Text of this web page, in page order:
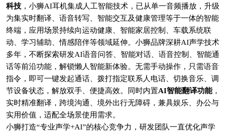
科技 ，小狮AI耳机集成人工智能技术，已从单一音频播放，升级
为集实时翻译、语音转写、智能交互及健康管理等于一体的智能
终端，应用场景持续向运动健康、智能家居控制、车载系统联
动、学习辅助、情感陪伴等领域延伸。小狮品牌深耕AI声学技术
多年，不断探索研发AI语音问答、智能对话、语音控制、智能通
话等前沿功能，解锁懒人智能新体验。无需手动操作，只需语音
指令，即可一键发起通话、拨打指定联系人电话、切换音乐、调
节设备状态，解放双手、便捷高效。同时内置AI智能翻译功能，
实时精准翻译，跨境沟通、境外出行无障碍，兼具娱乐、办公与
实用价值，适配全场景使用需求。
小狮打造“专业声学+AI”的核心竞争力，研发团队一直优化声学